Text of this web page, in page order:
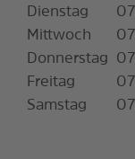
Dienstag
Mittwoch
Donnerstag
Freitag
Samstag